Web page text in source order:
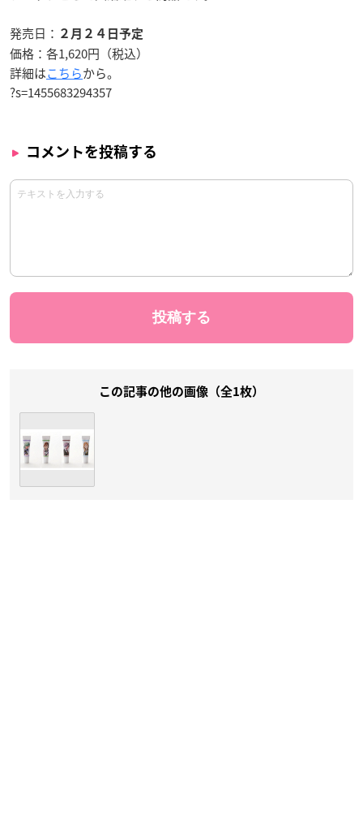
発売日： ２月２４日予定
価格：各1,620円（税込）
詳細はこちらから。
?s=1455683294357
コメントを投稿する
この記事の他の画像（全1枚）